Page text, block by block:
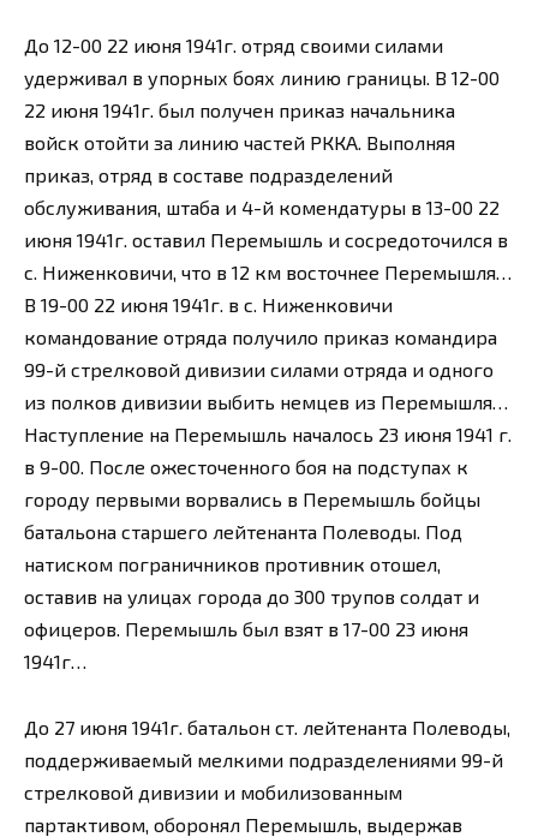
До 12-00 22 июня 1941г. отряд своими силами
удерживал в упорных боях линию границы. В 12-00
22 июня 1941г. был получен приказ начальника
войск отойти за линию частей РККА. Выполняя
приказ, отряд в составе подразделений
обслуживания, штаба и 4-й комендатуры в 13-00 22
июня 1941г. оставил Перемышль и сосредоточился в
с. Ниженковичи, что в 12 км восточнее Перемышля…
В 19-00 22 июня 1941г. в с. Ниженковичи
командование отряда получило приказ командира
99-й стрелковой дивизии силами отряда и одного
из полков дивизии выбить немцев из Перемышля…
Наступление на Перемышль началось 23 июня 1941 г.
в 9-00. После ожесточенного боя на подступах к
городу первыми ворвались в Перемышль бойцы
батальона старшего лейтенанта Полеводы. Под
натиском пограничников противник отошел,
оставив на улицах города до 300 трупов солдат и
офицеров. Перемышль был взят в 17-00 23 июня
1941г…
До 27 июня 1941г. батальон ст. лейтенанта Полеводы,
поддерживаемый мелкими подразделениями 99-й
стрелковой дивизии и мобилизованным
партактивом, оборонял Перемышль, выдержав